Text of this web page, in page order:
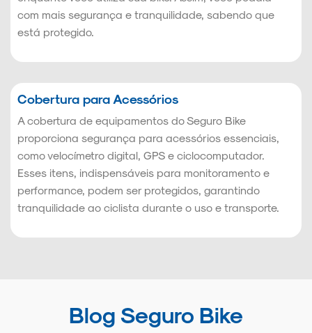
com mais segurança e tranquilidade, sabendo que
está protegido.
Cobertura para Acessórios
A cobertura de equipamentos do Seguro Bike
proporciona segurança para acessórios essenciais,
como velocímetro digital, GPS e ciclocomputador.
Esses itens, indispensáveis para monitoramento e
performance, podem ser protegidos, garantindo
tranquilidade ao ciclista durante o uso e transporte.
Blog Seguro Bike